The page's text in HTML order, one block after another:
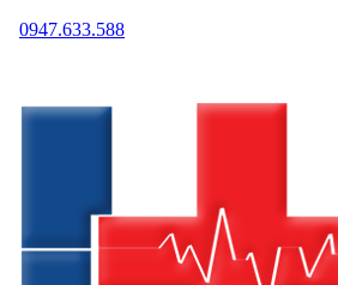
0947.633.588